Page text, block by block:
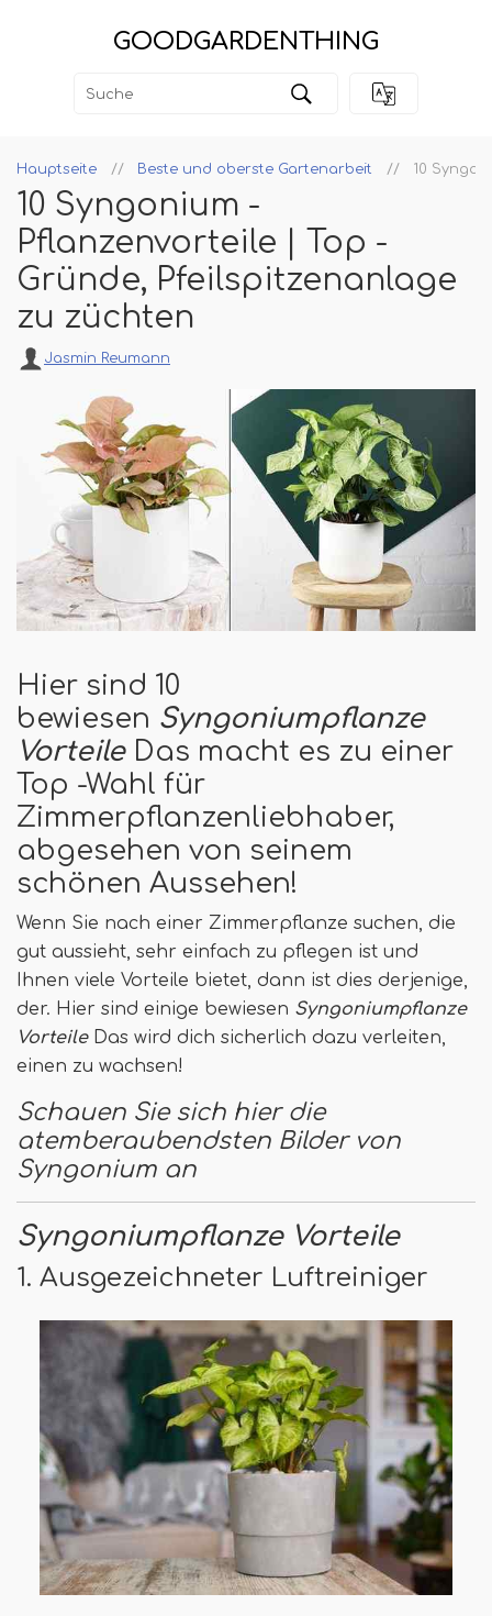
GOODGARDENTHING
Hauptseite Beste und oberste Gartenarbeit 10
10 Syngonium -
Pflanzenvorteile | Top -
Gründe, Pfeilspitzenanlage
zu züchten
Jasmin Reumann
Hier sind 10
bewiesen Syngoniumpflanze
Vorteile Das macht es zu einer
Top -Wahl für
Zimmerpflanzenliebhaber,
abgesehen von seinem
schönen Aussehen!
Wenn Sie nach einer Zimmerpflanze suchen, die
gut aussieht, sehr einfach zu pflegen ist und
Ihnen viele Vorteile bietet, dann ist dies derjenige,
der. Hier sind einige bewiesen Syngoniumpflanze
VorteileDas wird dich sicherlich dazu verleiten,
einen zu wachsen!
Schauen Sie sich hier die
atemberaubendsten Bilder von
Syngonium an
Syngoniumpflanze Vorteile
1. Ausgezeichneter Luftreiniger